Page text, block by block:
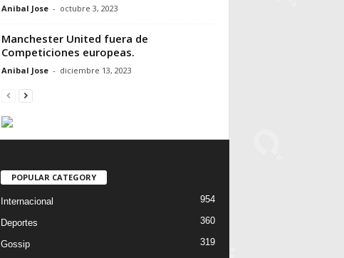
Anibal Jose - octubre 3, 2023
Manchester United fuera de
Competiciones europeas.
Anibal Jose - diciembre 13, 2023
POPULAR CATEGORY
Internacional 954
Deportes 360
Gossip
319